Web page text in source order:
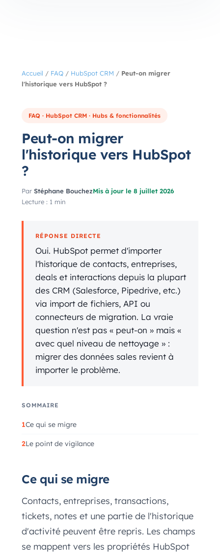
Accueil / FAQ / HubSpot CRM / Peut-on migrer
l'historique vers HubSpot ?
FAQ · HubSpot CRM · Hubs & fonctionnalités
Peut-on migrer
l'historique vers HubSpot
?
Par Stéphane BouchezMis à jour le 8 juillet 2026
Lecture : 1 min
RÉPONSE DIRECTE
Oui. HubSpot permet d'importer
l'historique de contacts, entreprises,
deals et interactions depuis la plupart
des CRM (Salesforce, Pipedrive, etc.)
via import de fichiers, API ou
connecteurs de migration. La vraie
question n'est pas « peut-on » mais «
avec quel niveau de nettoyage » :
migrer des données sales revient à
importer le problème.
SOMMAIRE
Ce qui se migre
Le point de vigilance
Ce qui se migre
Contacts, entreprises, transactions,
tickets, notes et une partie de l'historique
d'activité peuvent être repris. Les champs
se mappent vers les propriétés HubSpot